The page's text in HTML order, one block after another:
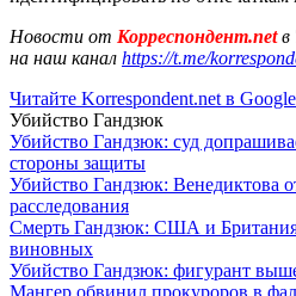
Новости от Корреспондент.netв
на наш канал https://t.me/
Читайте Korrespondent.net в
Убийство Гандзюк
Убийство Гандзюк: суд
стороны защиты
Убийство Гандзюк: Венедиктова
расследования
Смерть Гандзюк: США и Британия
виновных
Убийство Гандзюк: фигурант
Мангер обвинил прокуроров в